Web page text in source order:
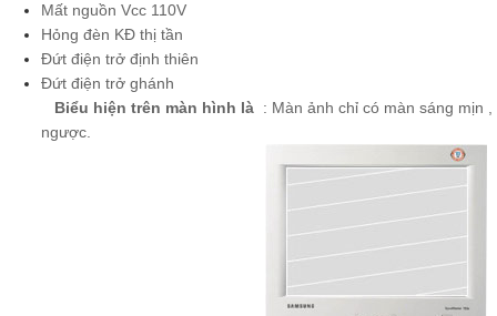
Mất nguồn Vcc 110V
Hỏng đèn KĐ thị tần
Đứt điện trở định thiên
Đứt điện trở ghánh
Biểu hiện trên màn hình là : Màn ảnh chỉ có màn sáng mịn
ngược.